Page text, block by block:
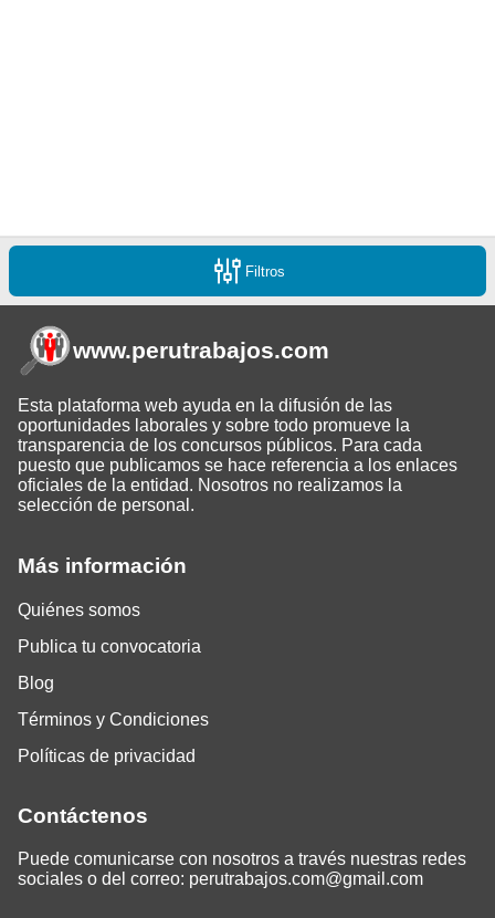
Filtros
Más información
Quiénes somos
Publica tu convocatoria
Blog
Términos y Condiciones
Políticas de privacidad
Contáctenos
Puede comunicarse con nosotros a través nuestras redes
sociales o del correo: perutrabajos.com@gmail.com
www.perutrabajos.com
Esta plataforma web ayuda en la difusión de las
oportunidades laborales y sobre todo promueve la
transparencia de los concursos públicos. Para cada
puesto que publicamos se hace referencia a los enlaces
oficiales de la entidad. Nosotros no realizamos la
selección de personal.